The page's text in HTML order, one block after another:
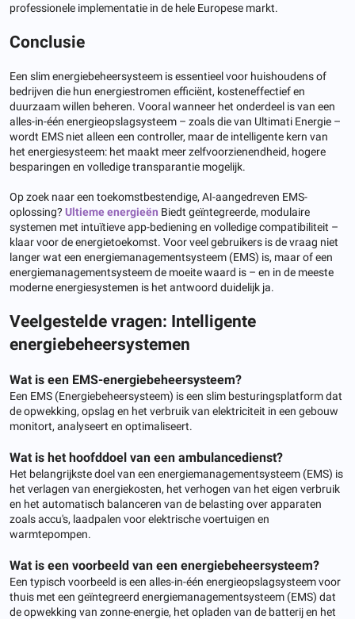
professionele implementatie in de hele Europese markt.
Conclusie
Een slim energiebeheersysteem is essentieel voor huishoudens of
bedrijven die hun energiestromen efficiënt, kosteneffectief en
duurzaam willen beheren. Vooral wanneer het onderdeel is van een
alles-in-één energieopslagsysteem – zoals die van Ultimati Energie –
wordt EMS niet alleen een controller, maar de intelligente kern van
het energiesysteem: het maakt meer zelfvoorzienendheid, hogere
besparingen en volledige transparantie mogelijk.
Op zoek naar een toekomstbestendige, AI-aangedreven EMS-
oplossing? Ultieme energieën Biedt geïntegreerde, modulaire
systemen met intuïtieve app-bediening en volledige compatibiliteit –
klaar voor de energietoekomst. Voor veel gebruikers is de vraag niet
langer wat een energiemanagementsysteem (EMS) is, maar of een
energiemanagementsysteem de moeite waard is – en in de meeste
moderne energiesystemen is het antwoord duidelijk ja.
Veelgestelde vragen: Intelligente
energiebeheersystemen
Wat is een EMS-energiebeheersysteem?
Een EMS (Energiebeheersysteem) is een slim besturingsplatform dat
de opwekking, opslag en het verbruik van elektriciteit in een gebouw
monitort, analyseert en optimaliseert.
Wat is het hoofddoel van een ambulancedienst?
Het belangrijkste doel van een energiemanagementsysteem (EMS) is
het verlagen van energiekosten, het verhogen van het eigen verbruik
en het automatisch balanceren van de belasting over apparaten
zoals accu's, laadpalen voor elektrische voertuigen en
warmtepompen.
Wat is een voorbeeld van een energiebeheersysteem?
Een typisch voorbeeld is een alles-in-één energieopslagsysteem voor
thuis met een geïntegreerd energiemanagementsysteem (EMS) dat
de opwekking van zonne-energie, het opladen van de batterij en het